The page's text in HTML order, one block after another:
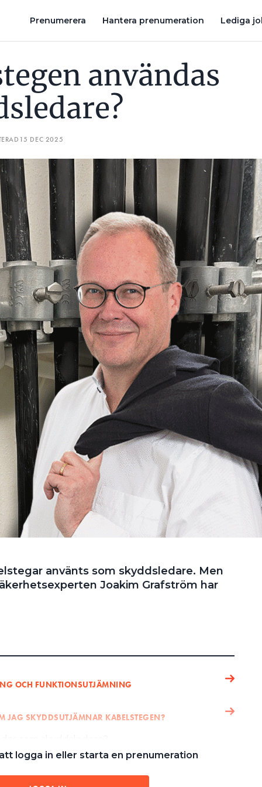
Prenumerera Hantera prenumeration Lediga
användas
15 DEC 2025
använts som skyddsledare. Men
Joakim Grafström har
OCH FUNKTIONSUTJÄMNING
SKYDDSUTJÄMNAR KABELSTEGEN?
användas som skyddsledare. Det framgår av
Kan tänka mig att om en byggare
logga in eller starta en prenumeration
MÅSTE KABLAR ALLTID LIGGA I RÖR – OM DE GÅR I STENIG MARK?